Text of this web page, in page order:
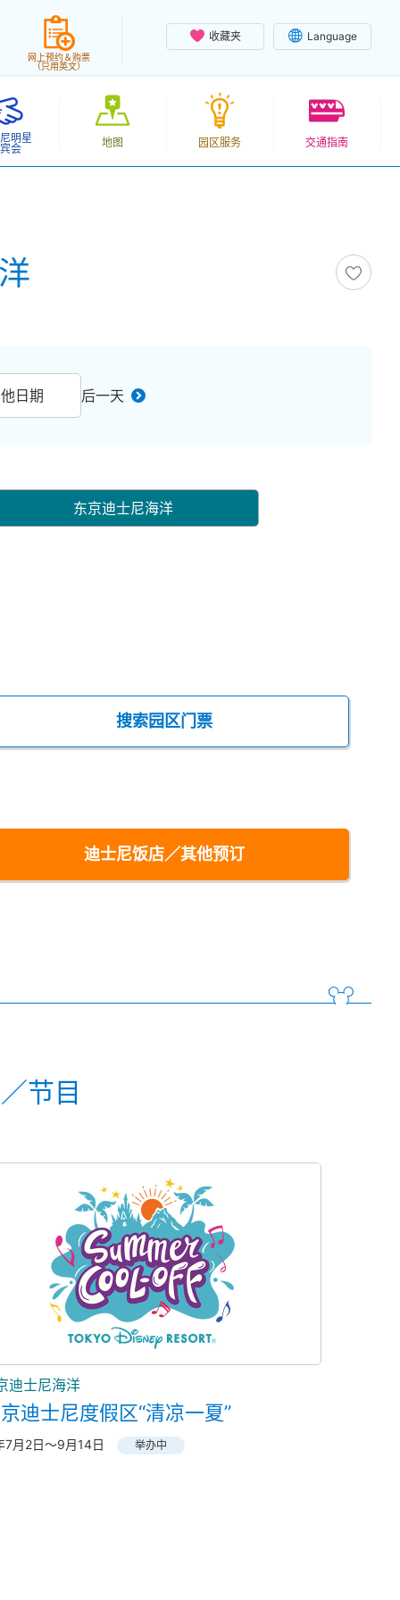
收藏夹 Language
网上预约＆购票
（只用英文）
明星
会
地图 园区服务 交通指南
日期 后一天
东京迪士尼海洋
搜索园区门票
迪士尼饭店／其他预订
节目
迪士尼海洋
迪士尼度假区“清凉一夏”
7月2日～9月14日 举办中